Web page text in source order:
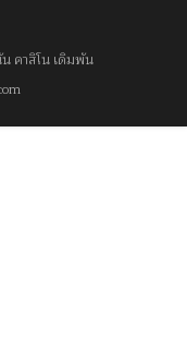
คาสิโน เดิมพัน